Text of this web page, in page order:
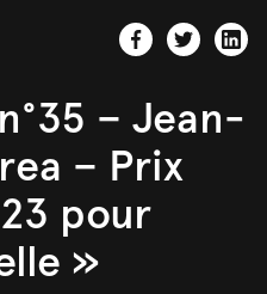
– Jean-
– Prix
pour
»